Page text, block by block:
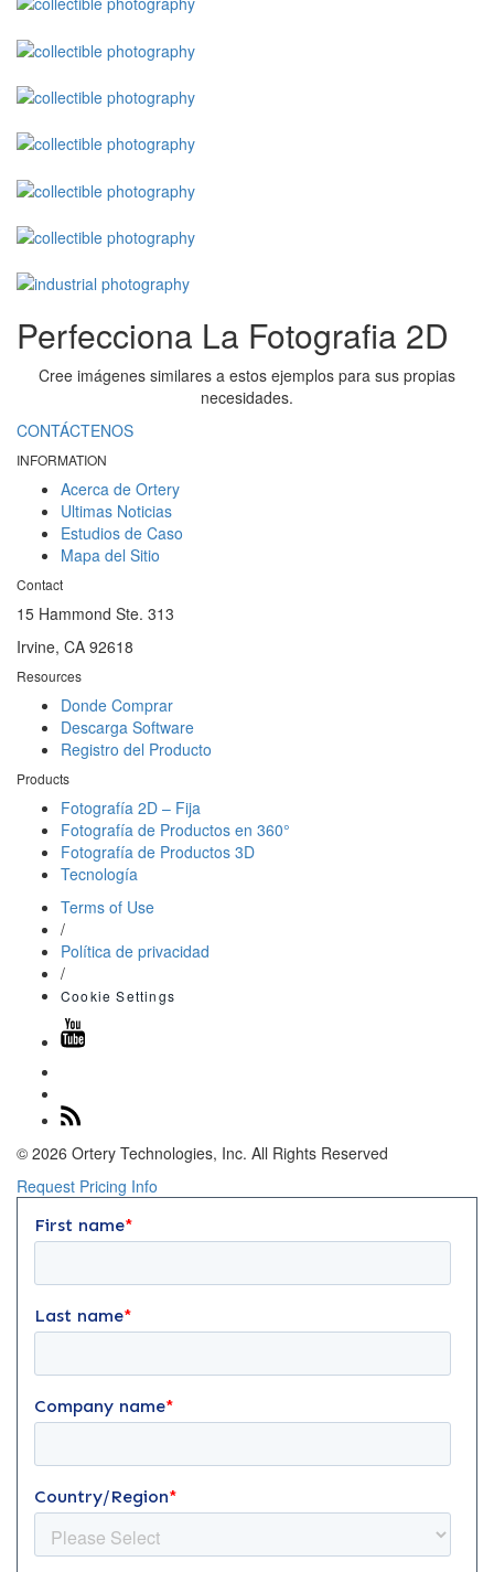
Perfecciona La Fotografia 2D
Cree imágenes similares a estos ejemplos para sus propias
necesidades.
CONTÁCTENOS
INFORMATION
Acerca de Ortery
Ultimas Noticias
Estudios de Caso
Mapa del Sitio
Contact
15 Hammond Ste. 313
Irvine, CA 92618
Resources
Donde Comprar
Descarga Software
Registro del Producto
Products
Fotografía 2D – Fija
Fotografía de Productos en 360°
Fotografía de Productos 3D
Tecnología
Terms of Use
/
Política de privacidad
/
Cookie Settings
© 2026 Ortery Technologies, Inc. All Rights Reserved
Request Pricing Info